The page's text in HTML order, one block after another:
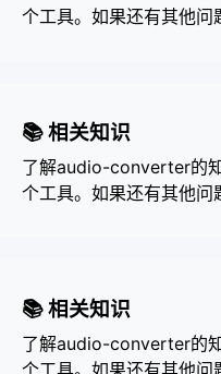
个工具。如果还有其他问
📚 相关知识
了解audio-converter的
个工具。如果还有其他问
📚 相关知识
了解audio-converter的
个工具。如果还有其他问